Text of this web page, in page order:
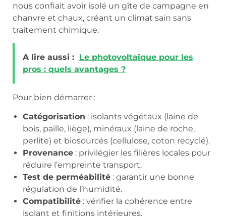
nous confiait avoir isolé un gîte de campagne en
chanvre et chaux, créant un climat sain sans
traitement chimique.
A lire aussi : Le photovoltaïque pour les
pros : quels avantages ?
Pour bien démarrer :
Catégorisation : isolants végétaux (laine de
bois, paille, liège), minéraux (laine de roche,
perlite) et biosourcés (cellulose, coton recyclé).
Provenance : privilégier les filières locales pour
réduire l’empreinte transport.
Test de perméabilité : garantir une bonne
régulation de l’humidité.
Compatibilité : vérifier la cohérence entre
isolant et finitions intérieures.